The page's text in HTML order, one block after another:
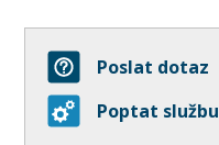
Poslat dotaz
Poptat službu